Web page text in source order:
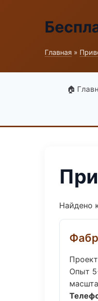
Главная »
🏠
Найдено
Опыт